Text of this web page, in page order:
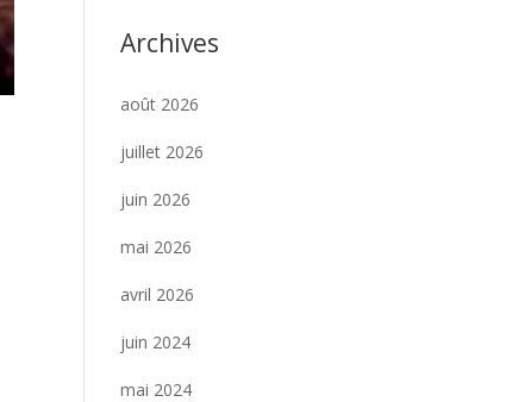
Archives
août 2026
juillet 2026
juin 2026
mai 2026
avril 2026
juin 2024
mai 2024